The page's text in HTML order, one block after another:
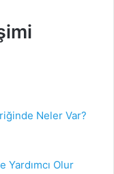
Neler Var?
Olur